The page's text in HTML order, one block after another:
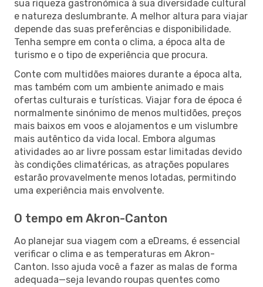
sua riqueza gastronómica à sua diversidade cultural
e natureza deslumbrante. A melhor altura para viajar
depende das suas preferências e disponibilidade.
Tenha sempre em conta o clima, a época alta de
turismo e o tipo de experiência que procura.
Conte com multidões maiores durante a época alta,
mas também com um ambiente animado e mais
ofertas culturais e turísticas. Viajar fora de época é
normalmente sinónimo de menos multidões, preços
mais baixos em voos e alojamentos e um vislumbre
mais autêntico da vida local. Embora algumas
atividades ao ar livre possam estar limitadas devido
às condições climatéricas, as atrações populares
estarão provavelmente menos lotadas, permitindo
uma experiência mais envolvente.
O tempo em Akron-Canton
Ao planejar sua viagem com a eDreams, é essencial
verificar o clima e as temperaturas em Akron-
Canton. Isso ajuda você a fazer as malas de forma
adequada—seja levando roupas quentes como